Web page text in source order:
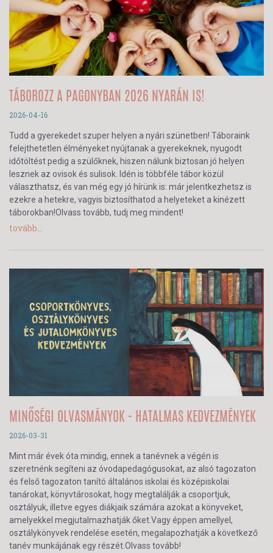
TÁBOROZZ A PAGONYBAN 2026 NYARÁN IS!
2026-04-16
Tudd a gyerekedet szuper helyen a nyári szünetben! Táboraink
felejthetetlen élményeket nyújtanak a gyerekeknek, nyugodt
időtöltést pedig a szülőknek, hiszen nálunk biztosan jó helyen
lesznek az ovisok és sulisok. Idén is többféle tábor közül
választhatsz, és van még egy jó hírünk is: már jelentkezhetsz is
ezekre a hetekre, vagyis biztosíthatod a helyeteket a kinézett
táborokban!Olvass tovább, tudj meg mindent!
tovább...
MINŐSÉGI OLVASMÁNYOK - HATALMAS KEDVEZMÉNYEK
2026-03-31
Mint már évek óta mindig, ennek a tanévnek a végén is
szeretnénk segíteni az óvodapedagógusokat, az alsó tagozaton
és felső tagozaton tanító általános iskolai és középiskolai
tanárokat, könyvtárosokat, hogy megtalálják a csoportjuk,
osztályuk, illetve egyes diákjaik számára azokat a könyveket,
amelyekkel megjutalmazhatják őket.Vagy éppen amellyel,
osztálykönyvek rendelése esetén, megalapozhatják a következő
tanév munkájának egy részét.Olvass tovább!